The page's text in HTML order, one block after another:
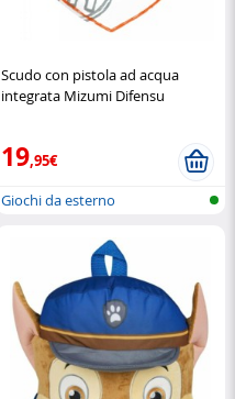
Scudo con pistola ad acqua
integrata Mizumi Difensu
19,95€
Giochi da esterno